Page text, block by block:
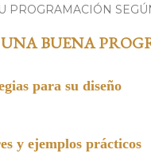
PROGRAMACIÓN
UNA BUENA
para su diseño
y ejemplos prácticos